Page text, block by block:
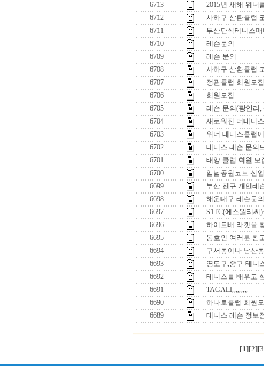
6713
2015년 새해 위너
6712
사하구 삼환클럽
6711
부산단식테니스
6710
레슨문의
6709
레슨 문의
6708
사하구 삼환클럽
6707
정관클럽 회원모집
6706
회원모집
6705
레슨 문의(광안리,
6704
새로워진 더테니
6703
위너 테니스클럽
6702
테니스 레슨 문의
6701
태양 클럽 회원 모
6700
암남공원코트 신
6699
부산 진구 개인레
6698
해운대구 레슨문의
6697
S1TC(에스원티씨
6696
하이트배 라켓을
6695
동호인 여러분 참
6694
구서동이나 남산
6693
영도구,중구 테니
6692
테니스를 배우고
6691
TAGALI,,,,,,,,,
6690
하나로클럽 회원
6689
테니스 레슨 정보
[1][2]